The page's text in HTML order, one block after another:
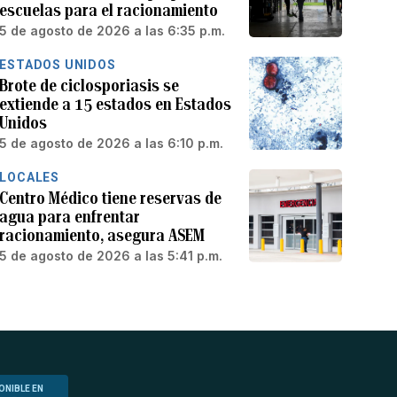
escuelas para el racionamiento
5 de agosto de 2026 a las 6:35 p.m.
ESTADOS UNIDOS
Brote de ciclosporiasis se
extiende a 15 estados en Estados
Unidos
5 de agosto de 2026 a las 6:10 p.m.
LOCALES
Centro Médico tiene reservas de
agua para enfrentar
racionamiento, asegura ASEM
5 de agosto de 2026 a las 5:41 p.m.
EN